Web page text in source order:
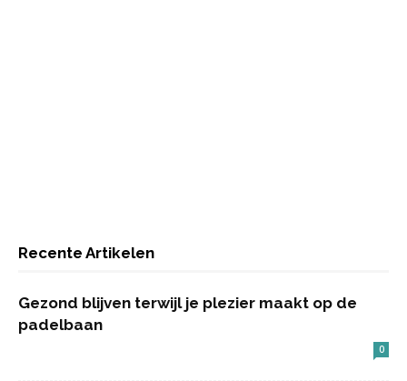
Recente Artikelen
Gezond blijven terwijl je plezier maakt op de
padelbaan
0